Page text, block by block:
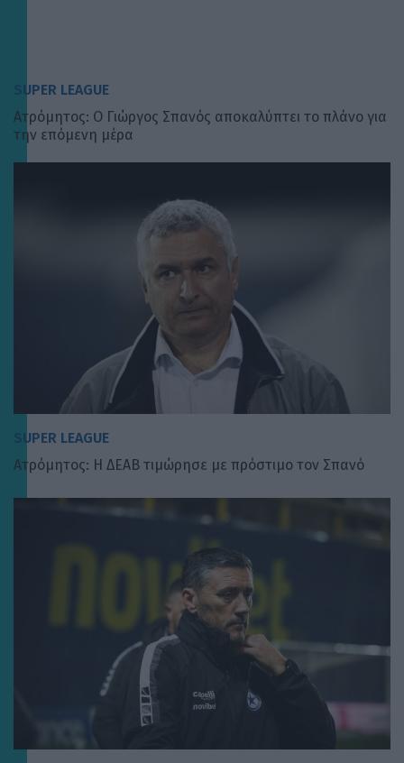
SUPER LEAGUE
Ατρόμητος: Ο Γιώργος Σπανός αποκαλύπτει το πλάνο για
την επόμενη μέρα
SUPER LEAGUE
Ατρόμητος: Η ΔΕΑΒ τιμώρησε με πρόστιμο τον Σπανό